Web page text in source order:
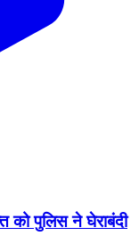
को पुलिस ने घेराबंदी